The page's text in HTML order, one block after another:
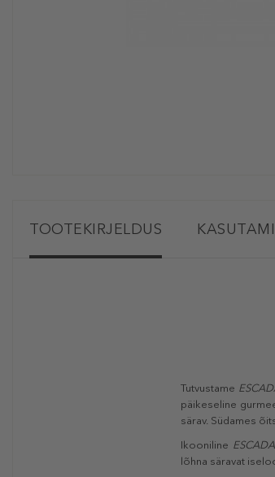
TOOTEKIRJELDUS
Tutvustame
päikeseline
särav. Südames
Ikooniline ESCADA
lõhna säravat